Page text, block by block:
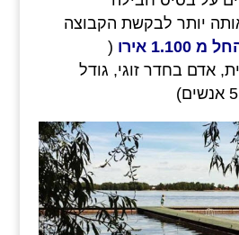
יותר לבקשת הקבוצה
מ 1.100 אירו
(
אדם בחדר זוגי, גודל